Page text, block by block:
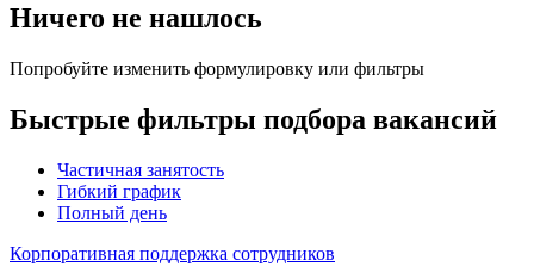
Ничего не нашлось
Попробуйте изменить формулировку или фильтры
Быстрые фильтры подбора вакансий
Частичная занятость
Гибкий график
Полный день
Корпоративная поддержка сотрудников